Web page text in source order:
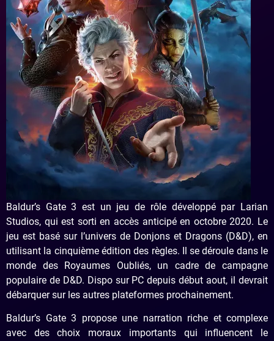
Baldur’s Gate 3 est un jeu de rôle développé par Larian
Studios, qui est sorti en accès anticipé en octobre 2020. Le
jeu est basé sur l’univers de Donjons et Dragons (D&D), en
utilisant la cinquième édition des règles. Il se déroule dans le
monde des Royaumes Oubliés, un cadre de campagne
populaire de D&D. Dispo sur PC depuis début aout, il devrait
débarquer sur les autres plateformes prochainement.
Baldur’s Gate 3 propose une narration riche et complexe
avec des choix moraux importants qui influencent le